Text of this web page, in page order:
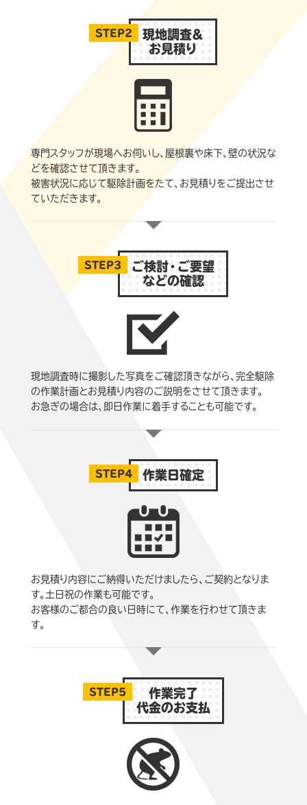
STEP2
現地調査＆
お見積り
専門スタッフが現場へお伺いし、屋根裏や床下、壁の状況な
どを確認させて頂きます。
被害状況に応じて駆除計画をたて、お見積りをご提出させ
ていただきます。
STEP3
ご検討・ご要望
などの確認
現地調査時に撮影した写真をご確認頂きながら、完全駆除
の作業計画とお見積り内容のご説明をさせて頂きます。
お急ぎの場合は、即日作業に着手することも可能です。
STEP4 作業日確定
お見積り内容にご納得いただけましたら、ご契約となりま
す。土日祝の作業も可能です。
お客様のご都合の良い日時にて、作業を行わせて頂きま
す。
STEP5
作業完了
代金のお支払